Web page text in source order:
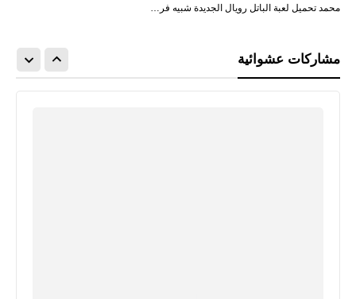
محمد تحميل لعبة الباتل رويال الجديدة شبيه فر…
مشاركات عشوائية